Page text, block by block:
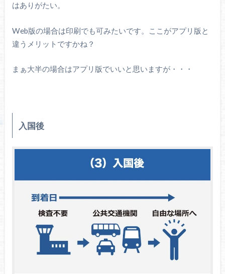
はありがたい。
Web版の場合は印刷でも可みたいです。ここがアプリ版と
違うメリットですかね？
まぁ大半の場合はアプリ版でいいと思いますが・・・
入国後